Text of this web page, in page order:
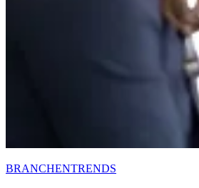
BRANCHENTRENDS